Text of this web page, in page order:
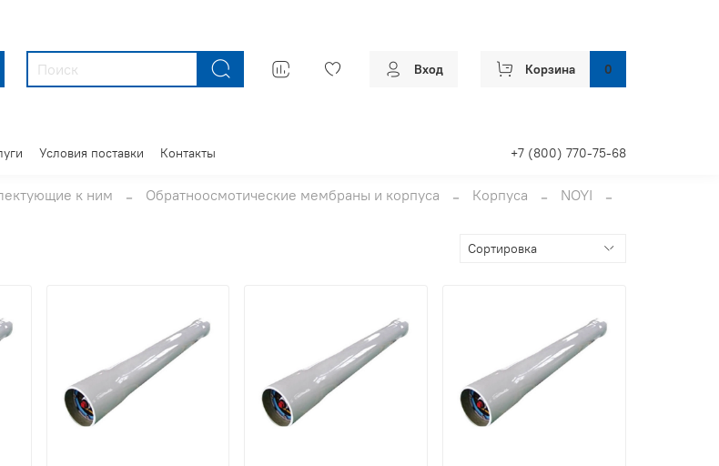
Вход Корзина 0
Условия поставки Контакты +7 (800) 770-75-68
к ним Обратноосмотические мембраны и корпуса Корпуса
NOYI